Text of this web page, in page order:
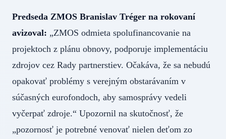
Predseda ZMOS Branislav Tréger na rokovaní
avizoval: „ZMOS odmieta spolufinancovanie na
projektoch z plánu obnovy, podporuje implementáciu
zdrojov cez Rady partnerstiev. Očakáva, že sa nebudú
opakovať problémy s verejným obstarávaním v
súčasných eurofondoch, aby samosprávy vedeli
vyčerpať zdroje.“ Upozornil na skutočnosť, že
„pozornosť je potrebné venovať nielen deťom zo